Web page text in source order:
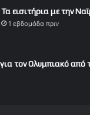
Τα εισιτήρια με την
1 εβδομάδα πριν
τον Ολυμπιακό από